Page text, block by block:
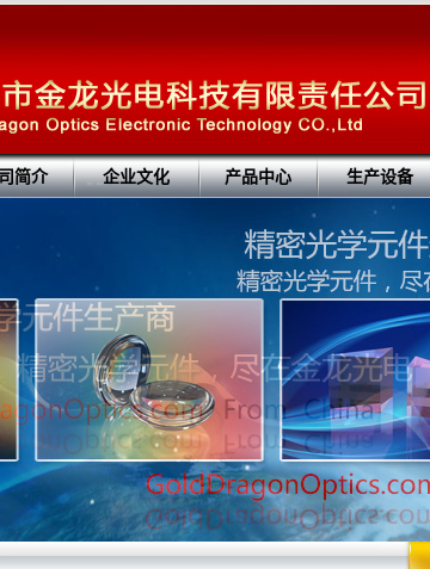
简介 企业文化 产品中心 生产设备